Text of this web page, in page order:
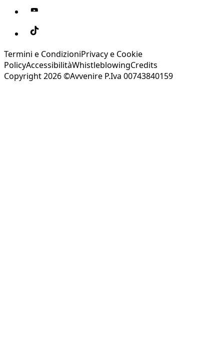
Termini e CondizioniPrivacy e Cookie
PolicyAccessibilitàWhistleblowingCredits
Copyright 2026 ©Avvenire P.Iva 00743840159